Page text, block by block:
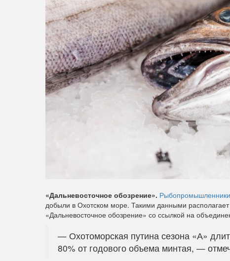
«Дальневосточное обозрение». Рыбопромышленники
добыли в Охотском море. Такими данными
«Дальневосточное обозрение» со ссылкой на
— Охотоморская путина сезона «А»
80% от годового объема минтая, —